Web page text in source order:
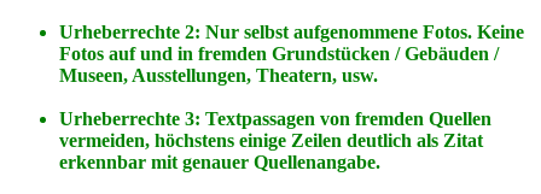
Urheberrechte 2: Nur selbst aufgenommene Fotos. Keine
Fotos aufund in fremden Grundstücken / Gebäuden /
Museen, Ausstellungen, Theatern, usw.
Urheberrechte 3: Textpassagen von fremden Quellen
vermeiden, höchstens einige Zeilen deutlich als Zitat
erkennbar mit genauer Quellenangabe.